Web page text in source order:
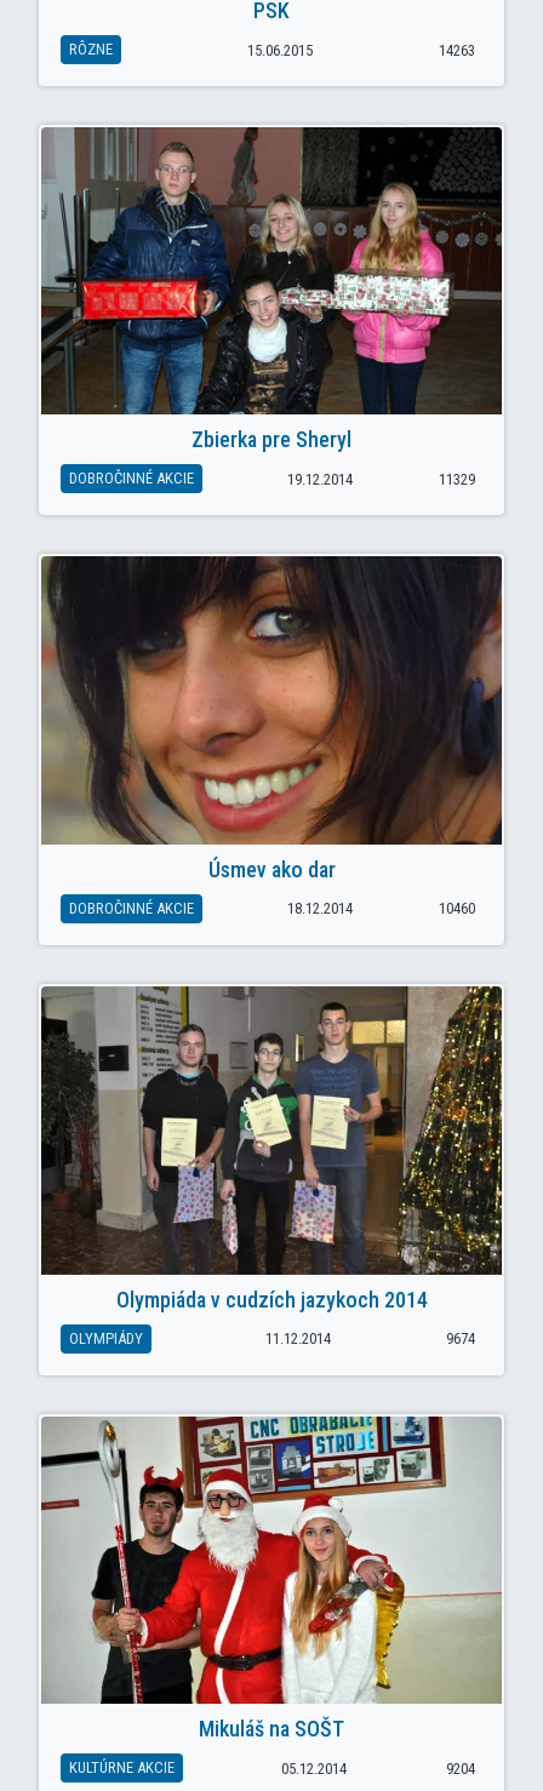
PSK
RÔZNE 15.06.2015 14263
Zbierka pre Sheryl
DOBROČINNÉ AKCIE 19.12.2014 11329
Úsmev ako dar
DOBROČINNÉ AKCIE 18.12.2014 10460
Olympiáda v cudzích jazykoch 2014
OLYMPIÁDY 11.12.2014 9674
Mikuláš na SOŠT
KULTÚRNE AKCIE 05.12.2014 9204